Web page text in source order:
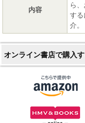
内容
ら
す
介。
オンライン書店で購入